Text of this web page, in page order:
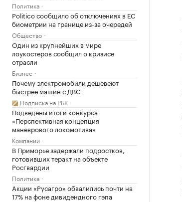
Политика
Politico сообщило об отключениях в ЕС
биометрии на границе из-за очередей
Общество
Один из крупнейших в мире
лоукостеров сообщил о кризисе
отрасли
Бизнес
Почему электромобили дешевеют
быстрее машин с ДВС
Подписка на РБК
Подведены итоги конкурса
«Перспективная концепция
маневрового локомотива»
Компании
В Приморье задержали подростков,
готовивших теракт на объекте
Росгвардии
Политика
Акции «Русагро» обвалились почти на
17% на фоне дивидендного гэпа